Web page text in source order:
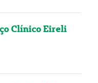
Clínico Eireli